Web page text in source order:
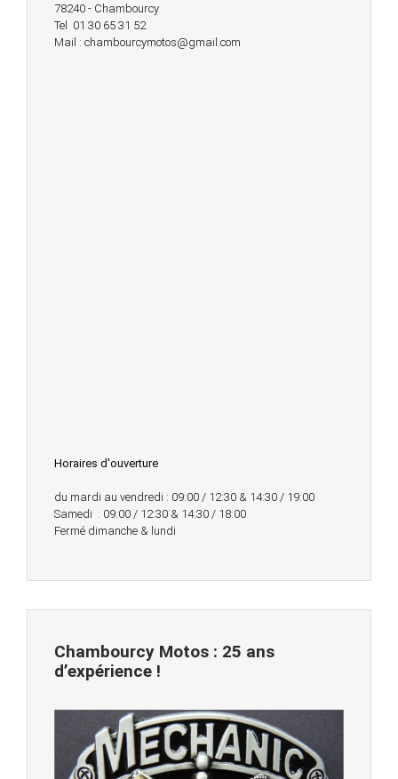
78240 - Chambourcy
Tel 01 30 65 31 52
Mail : chambourcymotos@gmail.com
Horaires d'ouverture
du mardi au vendredi : 09:00 / 12:30 & 14:30 / 19:00
Samedi : 09:00 / 12:30 & 14:30 / 18:00
Fermé dimanche & lundi
Chambourcy Motos : 25 ans
d’expérience !